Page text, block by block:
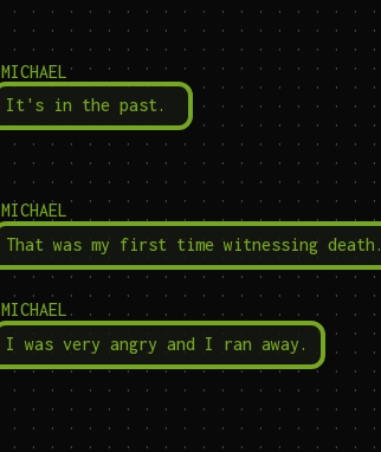
MICHAEL
It's in the past.
MICHAEL
That was my first time witnessing death.
MICHAEL
I was very angry and I ran away.